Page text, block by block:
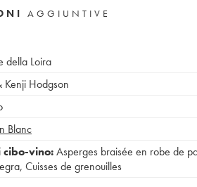
AGGIUNTIVE
della Loira
Kenji Hodgson
Blanc
vino:Asperges braisée en robe de
, Cuisses de grenouilles